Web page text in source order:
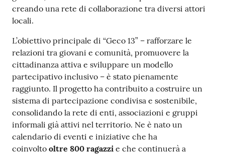
creando una rete di collaborazione tra diversi attori
locali.
L’obiettivo principale di “Geco 13” – rafforzare le
relazioni tra giovani e comunità, promuovere la
cittadinanza attiva e sviluppare un modello
partecipativo inclusivo – è stato pienamente
raggiunto. Il progetto ha contribuito a costruire un
sistema di partecipazione condivisa e sostenibile,
consolidando la rete di enti, associazioni e gruppi
informali già attivi nel territorio. Ne è nato un
calendario di eventi e iniziative che ha
coinvolto oltre 800 ragazzi e che continuerà a